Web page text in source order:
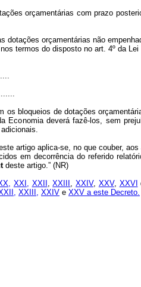
orçamentárias com prazo
dotações orçamentárias não
termos do disposto no art. 4º da
os bloqueios de dotações
deverá fazê-los, sem
artigo aplica-se, no que couber,
em decorrência do referido
deste artigo.” (NR)
XXI, XXII ,XXIII ,XXIV, XXV, XXVI
XXIII, XXIV e XXV a este Decreto.